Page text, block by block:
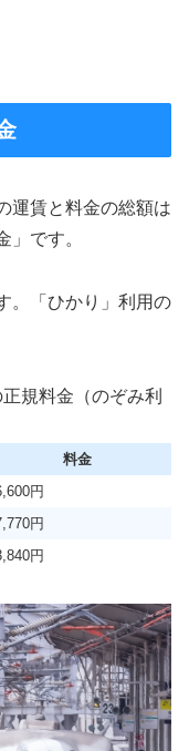
運賃と料金の総額は
」です。
。「ひかり」利用の
規料金（のぞみ利
料金
円
円
円